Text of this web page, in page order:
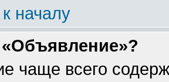
началу
«Объявление»?
чаще всего